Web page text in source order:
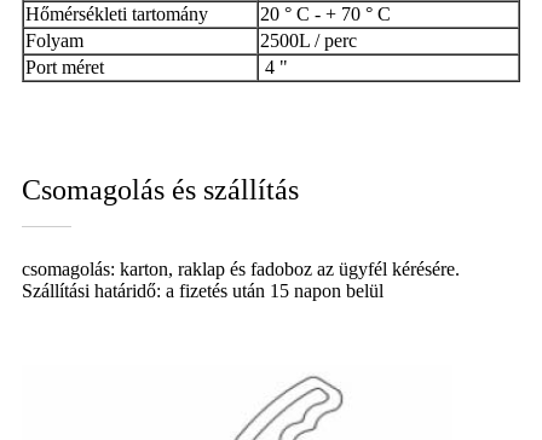
Hőmérsékleti tartomány
20 ° C - + 70 ° C
Folyam
2500L / perc
Port méret
4 "
Csomagolás és szállítás
csomagolás: karton, raklap és fadoboz az ügyfél kérésére.
Szállítási határidő: a fizetés után 15 napon belül